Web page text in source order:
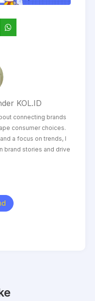
KOL.ID
connecting brands
consumer choices.
a focus on trends, I
brand stories and drive